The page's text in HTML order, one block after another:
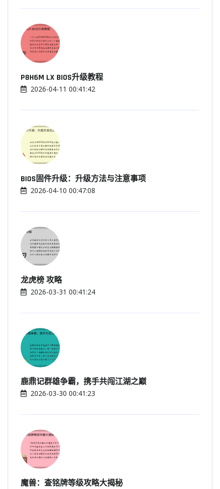
P8H6M LX BIOS升级教程
2026-04-11 00:41:42
BIOS固件升级：升级方法与注意事项
2026-04-10 00:47:08
龙虎榜 攻略
2026-03-31 00:41:24
鹿鼎记群雄争霸，携手共闯江湖之巅
2026-03-30 00:41:23
魔兽：查铭牌等级攻略大揭秘